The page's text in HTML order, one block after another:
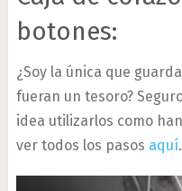
botones:
¿Soy la única que
fueran un tesoro?
idea utilizarlos como
ver todos los pasos aquí.